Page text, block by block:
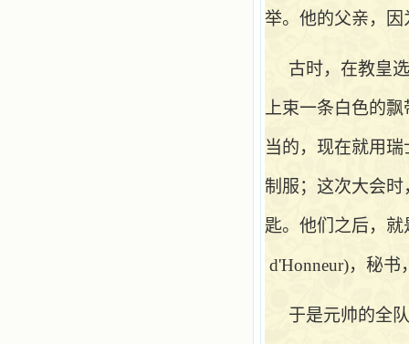
举。他的父亲，
古时，在教皇
上束一条白色的
当的，现在就用
制服；这次大会
匙。他们之后，
d'Honneur)，秘
于是元帅的全